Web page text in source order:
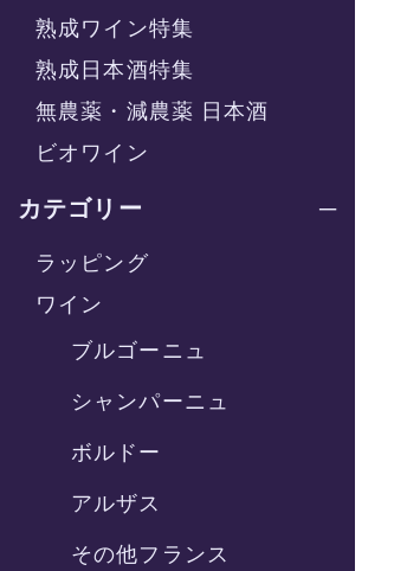
熟成ワイン特集
熟成日本酒特集
無農薬・減農薬 日本酒
ビオワイン
カテゴリー
ラッピング
ワイン
ブルゴーニュ
シャンパーニュ
ボルドー
アルザス
その他フランス